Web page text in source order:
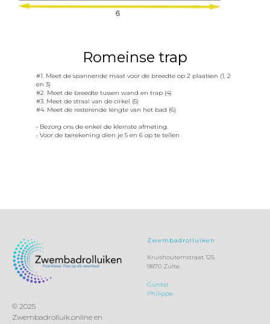
Romeinse trap
#1. Meet de spannende maat voor de breedte op 2 plaatsen (1, 2
en 3)
#2. Meet de breedte tussen wand en trap (4)
#3. Meet de straal van de cirkel (5)
#4. Meet de resterende lengte van het bad (6)
• Bezorg ons de enkel de kleinste afmeting.
• Voor de berekening dien je 5 en 6 op te tellen
© 2025
Zwembadrolluik.online en
Zwembadrolluiken
Kruishoutemstraat 125
9870 Zulte
Gunter
Philippe